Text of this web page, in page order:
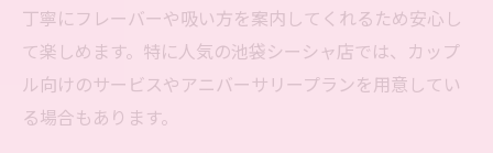
丁寧にフレーバーや吸い方を案内してくれるため安心し
て楽しめます。特に人気の池袋シーシャ店では、カップ
ル向けのサービスやアニバーサリープランを用意してい
る場合もあります。